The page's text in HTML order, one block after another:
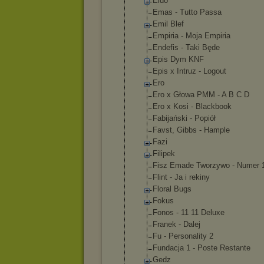
Emas - Tutto Passa
Emil Blef
Empiria - Moja Empiria
Endefis - Taki Będe
Epis Dym KNF
Epis x Intruz - Logout
Ero
Ero x Głowa PMM - A B C D
Ero x Kosi - Blackbook
Fabijański - Popiół
Favst, Gibbs - Hample
Fazi
Filipek
Fisz Emade Tworzywo - Numer
Flint - Ja i rekiny
Floral Bugs
Fokus
Fonos - 11 11 Deluxe
Franek - Dalej
Fu - Personality 2
Fundacja 1 - Poste Restante
Gedz